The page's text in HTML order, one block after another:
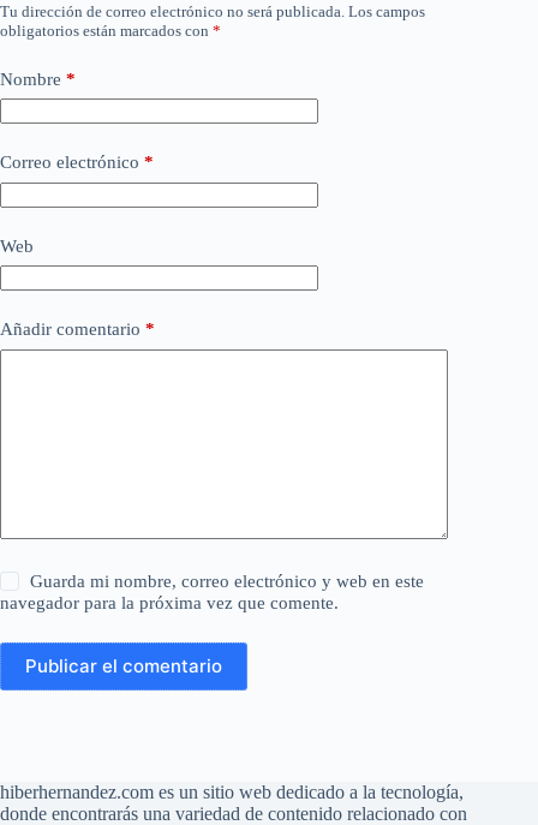
Tu dirección de correo electrónico no será publicada. Los campos
obligatorios están marcados con *
Nombre *
Correo electrónico *
Web
Añadir comentario *
Guarda mi nombre, correo electrónico y web en este
navegador para la próxima vez que comente.
Publicar el comentario
hiberhernandez.com es un sitio web dedicado a la tecnología,
donde encontrarás una variedad de contenido relacionado con